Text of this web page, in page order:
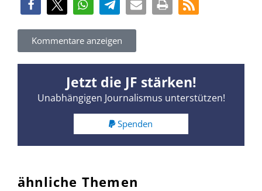
Kommentare anzeigen
Jetzt die JF stärken!
Unabhängigen Journalismus unterstützen!
Spenden
ähnliche Themen